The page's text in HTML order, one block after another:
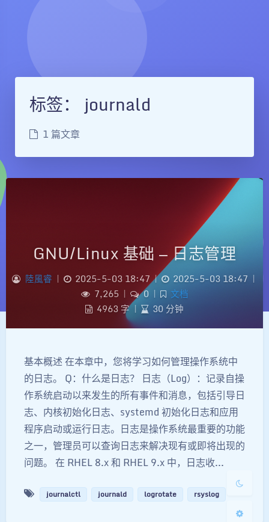
夜间模式
Sans Serif
Serif
浅阴影
深阴影
关闭 日落 暗化
标签： journald
1 篇文章
GNU/Linux 基础 — 日志管理
陸風睿 | 2025-5-03 18:47 | 2025-5-03 18:47 |
7,265 | 0 |
文档
4963 字 | 30 分钟
基本概述 在本章中，您将学习如何管理操作系统中
的日志。 Q：什么是日志？ 日志（Log）：记录自操
作系统启动以来发生的所有事件和消息，包括引导日
志、内核初始化日志、systemd 初始化日志和应用
程序启动或运行日志。日志是操作系统最重要的功能
之一，管理员可以查询日志来解决现有或即将出现的
问题。 在 RHEL 8.x 和 RHEL 9.x 中，日志收...
journalctl journald logrotate rsyslog